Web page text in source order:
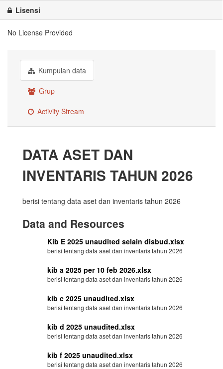
Lisensi
No License Provided
Kumpulan data
Grup
Activity Stream
DATA ASET DAN
INVENTARIS TAHUN 2026
berisi tentang data aset dan inventaris tahun 2026
Data and Resources
Kib E 2025 unaudited selain disbud.xlsx
berisi tentang data aset dan inventaris tahun 2026
kib a 2025 per 10 feb 2026.xlsx
berisi tentang data aset dan inventaris tahun 2026
kib c 2025 unaudited.xlsx
berisi tentang data aset dan inventaris tahun 2026
kib d 2025 unaudited.xlsx
berisi tentang data aset dan inventaris tahun 2026
kib f 2025 unaudited.xlsx
berisi tentang data aset dan inventaris tahun 2026